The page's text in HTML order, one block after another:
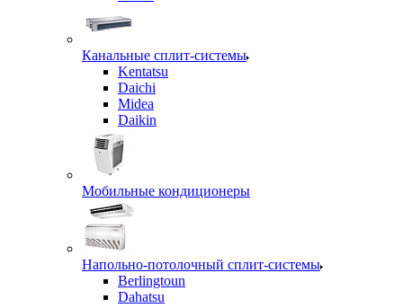
Канальные сплит-системы
Kentatsu
Daichi
Midea
Daikin
Мобильные кондиционеры
Напольно-потолочный сплит-системы
Berlingtoun
Dahatsu